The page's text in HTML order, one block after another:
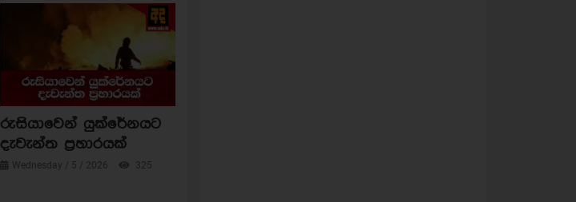
රුසියාවෙන් යුක්රේනයට
දැවැන්ත ප්‍රහාරයක්
Wednesday / 5 / 2026 325